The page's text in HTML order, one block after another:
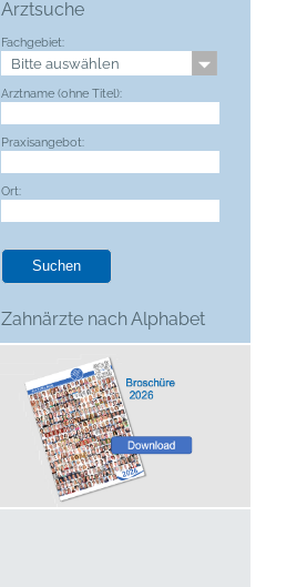
Arztsuche
Fachgebiet:
Arztname (ohne Titel):
Praxisangebot:
Ort:
Zahnärzte nach Alphabet